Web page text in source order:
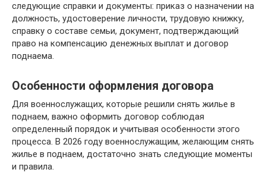
следующие справки и документы: приказ о назначении на
должность, удостоверение личности, трудовую книжку,
справку о составе семьи, документ, подтверждающий
право на компенсацию денежных выплат и договор
поднаема.
Особенности оформления договора
Для военнослужащих, которые решили снять жилье в
поднаем, важно оформить договор соблюдая
определенный порядок и учитывая особенности этого
процесса. В 2026 году военнослужащим, желающим снять
жилье в поднаем, достаточно знать следующие моменты
и правила.